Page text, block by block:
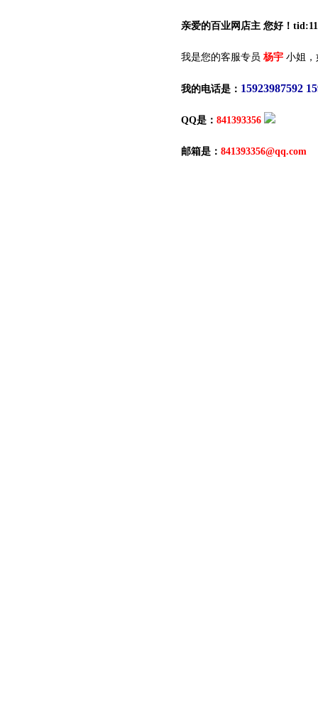
亲爱的百业网店主 您好！
我是您的客服专员 杨宇 小姐
我的电话是： 15923987592
QQ是： 841393356
邮箱是： 841393356@qq.com